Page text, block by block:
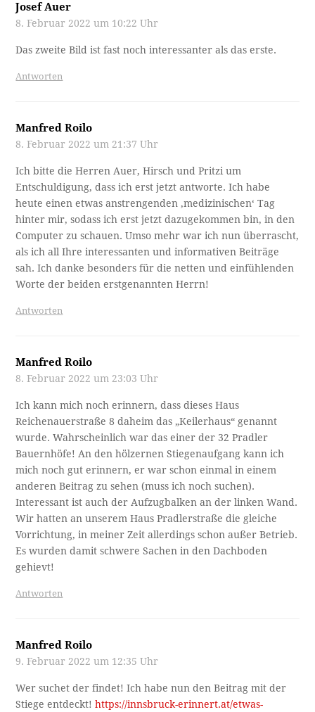
Josef Auer
8. Februar 2022 um 10:22 Uhr
Das zweite Bild ist fast noch interessanter als das erste.
Antworten
Manfred Roilo
8. Februar 2022 um 21:37 Uhr
Ich bitte die Herren Auer, Hirsch und Pritzi um
Entschuldigung, dass ich erst jetzt antworte. Ich habe
heute einen etwas anstrengenden ‚medizinischen‘ Tag
hinter mir, sodass ich erst jetzt dazugekommen bin, in den
Computer zu schauen. Umso mehr war ich nun überrascht,
als ich all Ihre interessanten und informativen Beiträge
sah. Ich danke besonders für die netten und einfühlenden
Worte der beiden erstgenannten Herrn!
Antworten
Manfred Roilo
8. Februar 2022 um 23:03 Uhr
Ich kann mich noch erinnern, dass dieses Haus
Reichenauerstraße 8 daheim das „Keilerhaus“ genannt
wurde. Wahrscheinlich war das einer der 32 Pradler
Bauernhöfe! An den hölzernen Stiegenaufgang kann ich
mich noch gut erinnern, er war schon einmal in einem
anderen Beitrag zu sehen (muss ich noch suchen).
Interessant ist auch der Aufzugbalken an der linken Wand.
Wir hatten an unserem Haus Pradlerstraße die gleiche
Vorrichtung, in meiner Zeit allerdings schon außer Betrieb.
Es wurden damit schwere Sachen in den Dachboden
gehievt!
Antworten
Manfred Roilo
9. Februar 2022 um 12:35 Uhr
Wer suchet der findet! Ich habe nun den Beitrag mit der
Stiege entdeckt!https://innsbruck-erinnert.at/etwas-